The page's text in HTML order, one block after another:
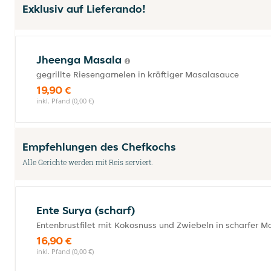
Exklusiv auf Lieferando!
Jheenga Masala
gegrillte Riesengarnelen in kräftiger Masalasauce
19,90 €
inkl. Pfand (0,00 €)
Empfehlungen des Chefkochs
Alle Gerichte werden mit Reis serviert.
Ente Surya (scharf)
Entenbrustfilet mit Kokosnuss und Zwiebeln in scharfer
16,90 €
inkl. Pfand (0,00 €)